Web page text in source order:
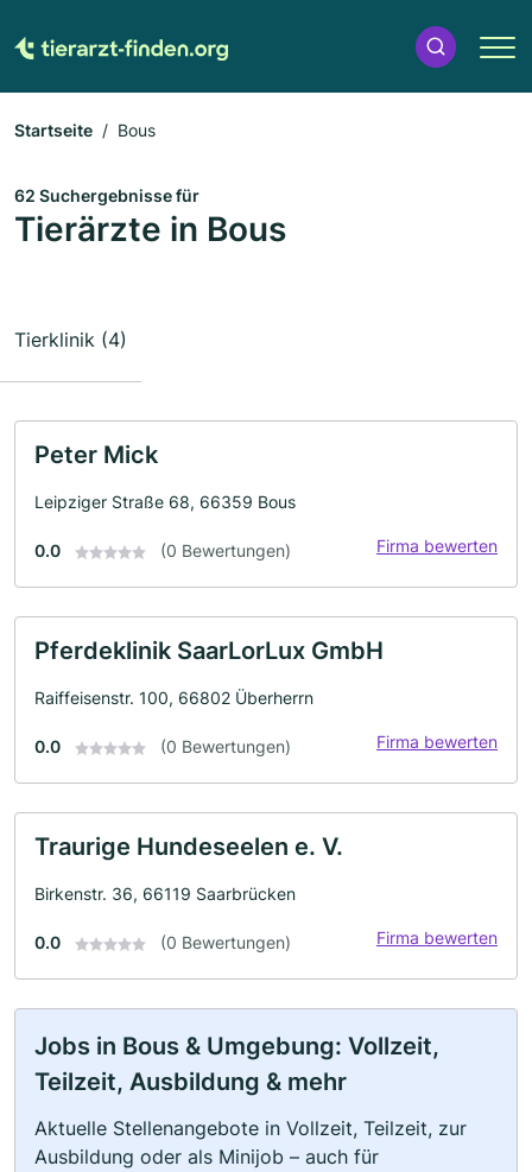
Startseite Bous
62 Suchergebnisse für
Tierärzte in Bous
Tierklinik (4)
Peter Mick
Leipziger Straße 68, 66359 Bous
0.0 (0 Bewertungen) Firma bewerten
Pferdeklinik SaarLorLux GmbH
Raiffeisenstr. 100, 66802 Überherrn
0.0 (0 Bewertungen) Firma bewerten
Traurige Hundeseelen e. V.
Birkenstr. 36, 66119 Saarbrücken
0.0 (0 Bewertungen) Firma bewerten
Jobs in Bous & Umgebung: Vollzeit,
Teilzeit, Ausbildung & mehr
Aktuelle Stellenangebote in Vollzeit, Teilzeit, zur
Ausbildung oder als Minijob – auch für